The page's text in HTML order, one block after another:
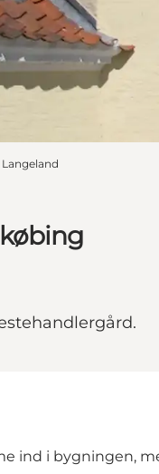
ind i bygningen,